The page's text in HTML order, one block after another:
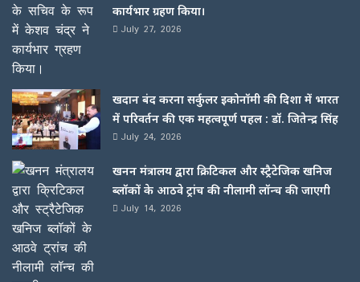
कार्यभार ग्रहण किया।
July 27, 2026
खदान बंद करना सर्कुलर इकोनॉमी की दिशा में भारत
में परिवर्तन की एक महत्वपूर्ण पहल : डॉ. जितेन्द्र सिंह
July 24, 2026
खनन मंत्रालय द्वारा क्रिटिकल और स्ट्रैटेजिक खनिज
ब्लॉकों के आठवे ट्रांच की नीलामी लॉन्च की जाएगी
July 14, 2026